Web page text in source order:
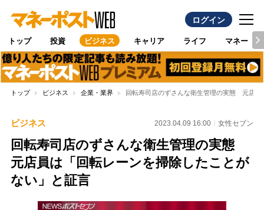
ログイン
トップ 投資 ビジネス キャリア ライフ マネー
トップ ビジネス 企業・業界 回転寿司店のずさんな衛生管理の実態 元店
ビジネス 2023.04.09 16:00 女性セブン
回転寿司店のずさんな衛生管理の実態
元店員は「回転レーンを掃除したことが
ない」と証言